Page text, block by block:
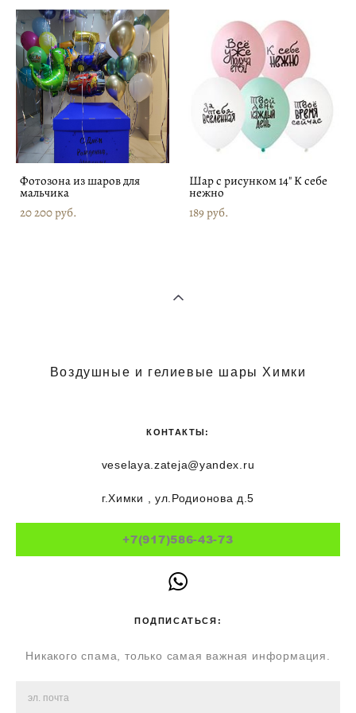
Фотозона из шаров для
мальчика
20 200 pуб.
Шар с рисунком 14" К себе
нежно
189 pуб.
Воздушные и гелиевые шары Химки
КОНТАКТЫ:
veselaya.zateja@yandex.ru
г.Химки , ул.Родионова д.5
+7(917)586-43-73
ПОДПИСАТЬСЯ:
Никакого спама, только самая важная информация.